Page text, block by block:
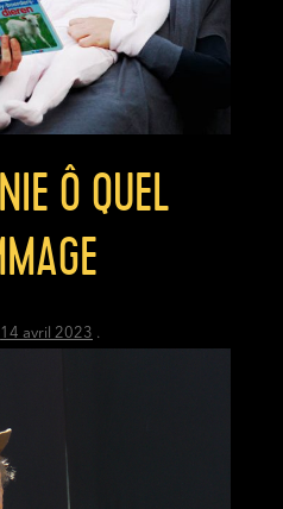
Ô QUEL
14 avril 2023 .